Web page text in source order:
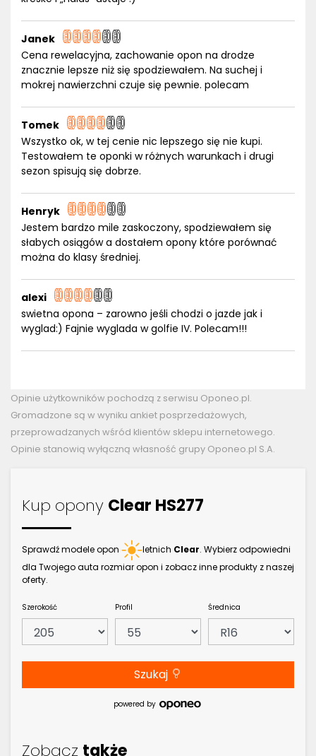
Janek
Cena rewelacyjna, zachowanie opon na drodze
znacznie lepsze niż się spodziewałem. Na suchej i
mokrej nawierzchni czuje się pewnie. polecam
Tomek
Wszystko ok, w tej cenie nic lepszego się nie kupi.
Testowałem te oponki w różnych warunkach i drugi
sezon spisują się dobrze.
Henryk
Jestem bardzo mile zaskoczony, spodziewałem się
słabych osiągów a dostałem opony które porównać
można do klasy średniej.
alexi
swietna opona – zarowno jeśli chodzi o jazde jak i
wyglad:) Fajnie wyglada w golfie IV. Polecam!!!
Opinie użytkowników pochodzą z serwisu Oponeo.pl.
Gromadzone są w wyniku ankiet posprzedażowych,
przeprowadzanych wśród klientów sklepu internetowego.
Opinie stanowią wyłączną własność grupy Oponeo.pl S.A.
Kup opony Clear HS277
Sprawdź modele opon letnich Clear. Wybierz odpowiedni
dla Twojego auta rozmiar opon i zobacz inne produkty z naszej
oferty.
Szerokość Profil Średnica
Szukaj
powered by
Zobacz także